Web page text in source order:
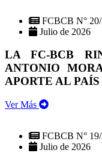
FCBCB N°
Julio de 2026
LA FC-BCB
ANTONIO
APORTE AL PAÍS
Ver Más
FCBCB N°
Julio de 2026